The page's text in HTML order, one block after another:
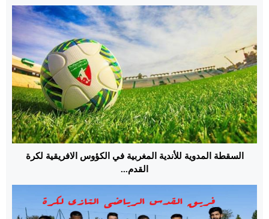
السقطة المدوية للأندية المغربية في الكؤوس الافريقية لكرة
القدم...